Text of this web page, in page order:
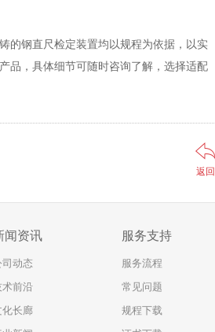
的钢直尺检定装置均以规程为依据，以实
品，具体细节可随时咨询了解，选择适配
返回
闻资讯
司动态
术前沿
化长廊
服务支持
服务流程
常见问题
规程下载